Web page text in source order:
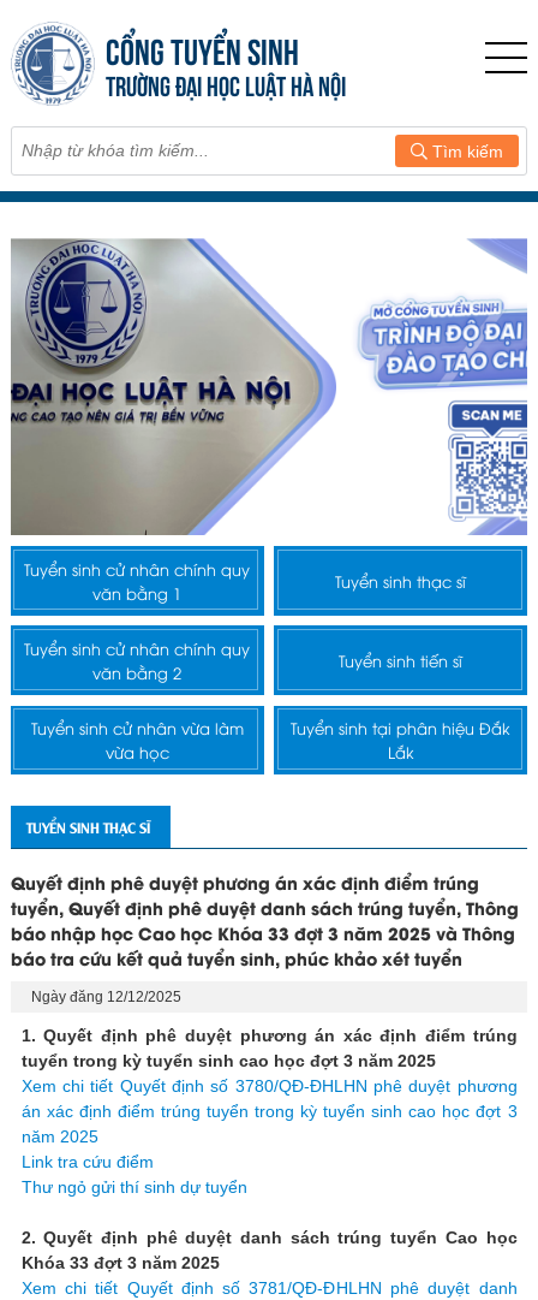
CỔNG TUYỂN SINH
TRƯỜNG ĐẠI HỌC LUẬT HÀ NỘI
Tìm kiếm
Tuyển sinh cử nhân chính quy
văn bằng 1
Tuyển sinh thạc sĩ
Tuyển sinh cử nhân chính quy
văn bằng 2
Tuyển sinh tiến sĩ
Tuyển sinh cử nhân vừa làm
vừa học
Tuyển sinh tại phân hiệu Đắk
Lắk
TUYỂN SINH THẠC SĨ
Quyết định phê duyệt phương án xác định điểm trúng
tuyển, Quyết định phê duyệt danh sách trúng tuyển, Thông
báo nhập học Cao học Khóa 33 đợt 3 năm 2025 và Thông
báo tra cứu kết quả tuyển sinh, phúc khảo xét tuyển
Ngày đăng 12/12/2025
1. Quyết định phê duyệt phương án xác định điểm trúng
tuyển trong kỳ tuyển sinh cao học đợt 3 năm 2025
Xem chi tiết Quyết định số 3780/QĐ-ĐHLHN phê duyệt phương
án xác định điểm trúng tuyển trong kỳ tuyển sinh cao học đợt 3
năm 2025
Link tra cứu điểm
Thư ngỏ gửi thí sinh dự tuyển
2. Quyết định phê duyệt danh sách trúng tuyển Cao học
Khóa 33 đợt 3 năm 2025
Xem chi tiết Quyết định số 3781/QĐ-ĐHLHN phê duyệt danh